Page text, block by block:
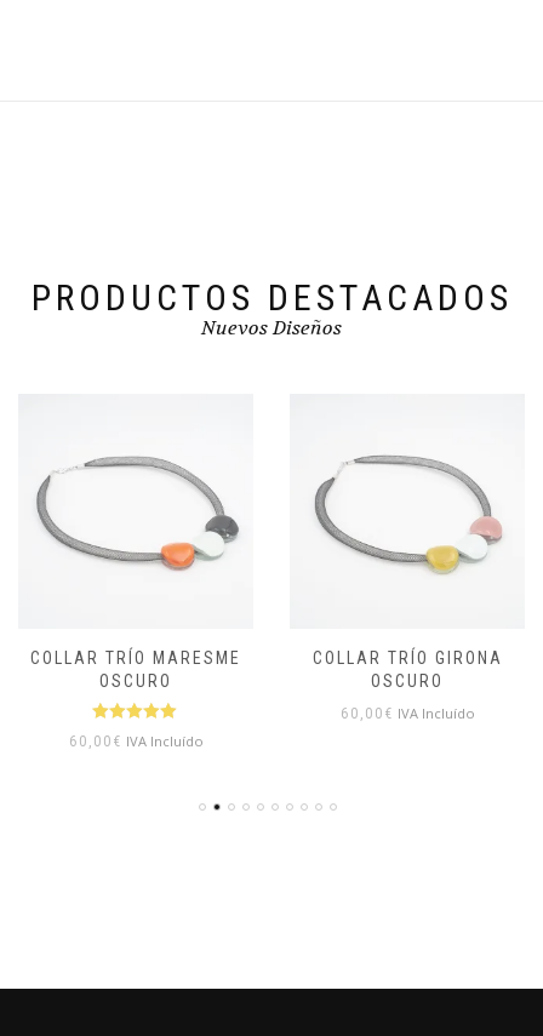
PRODUCTOS DESTACADOS
Nuevos Diseños
COLLAR TRÍO MARESME
OSCURO
Valorado
con 5.00de
60,00 € IVA Incluído
COLLAR TRÍO GIRONA
OSCURO
60,00 € IVA Incluído